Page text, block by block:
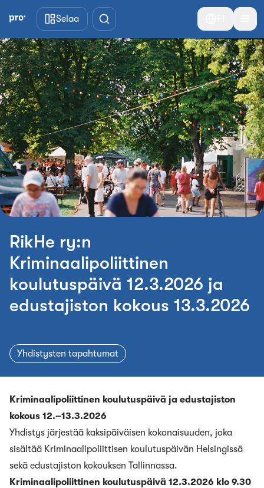
Siirry pääsisältöön
Selaa
RikHe ry:n
Kriminaalipoliittinen
koulutuspäivä 12.3.2026 ja
edustajiston kokous 13.3.2026
Yhdistysten tapahtumat
Kriminaalipoliittinen koulutuspäivä ja edustajiston
kokous 12.–13.3.2026
Yhdistys järjestää kaksipäiväisen kokonaisuuden, joka
sisältää Kriminaalipoliittisen koulutuspäivän Helsingissä
sekä edustajiston kokouksen Tallinnassa.
Kriminaalipoliittinen koulutuspäivä 12.3.2026 klo 9.30